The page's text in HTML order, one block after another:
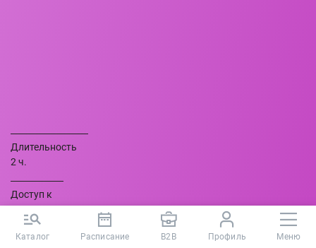
Длительность
2 ч.
Доступ к
курсу
30 дней
Каталог Расписание B2B Профиль Меню